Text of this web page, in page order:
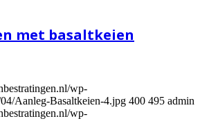
met basaltkeien
wp-
Aanleg-Basaltkeien-4.jpg 400 495 admin
wp-